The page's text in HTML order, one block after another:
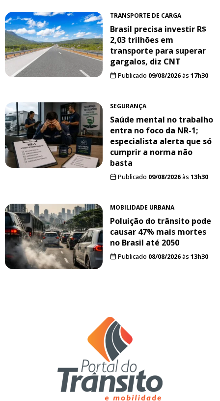
TRANSPORTE DE CARGA
Brasil precisa investir R$
2,03 trilhões em
transporte para superar
gargalos, diz CNT
Publicado 09/08/2026às 17h30
SEGURANÇA
Saúde mental no trabalho
entra no foco da NR-1;
especialista alerta que só
cumprir a norma não
basta
Publicado 09/08/2026às 13h30
MOBILIDADE URBANA
Poluição do trânsito pode
causar 47% mais mortes
no Brasil até 2050
Publicado 08/08/2026às 13h30